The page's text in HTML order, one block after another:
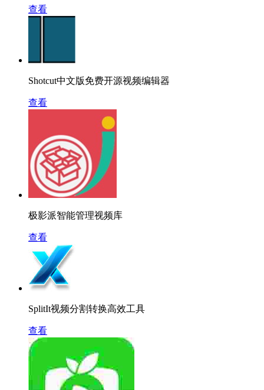
查看
Shotcut中文版免费开源视频编辑器
查看
极影派智能管理视频库
查看
SplitIt视频分割转换高效工具
查看